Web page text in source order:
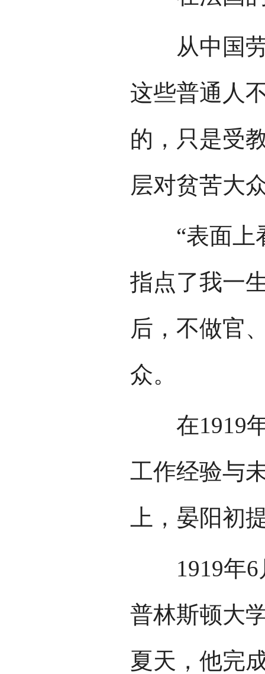
从中国劳
这些普通人
的，只是受
层对贫苦大
“表面上看
指点了我一
后，不做官
众。
在1919年
工作经验与
上，晏阳初
1919年6
普林斯顿大
夏天，他完